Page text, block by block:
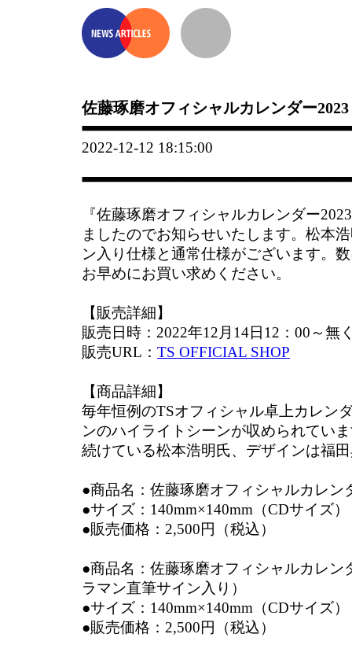
佐藤琢磨オフィシャルカレンダー
2022-12-12 18:15:00
『佐藤琢磨オフィシャルカレンダー
ましたのでお知らせいたします。松本
ン入り仕様と通常仕様がございます。
お早めにお買い求めください。
【販売詳細】
販売日時：2022年12月14日12：00～無
販売URL： TS OFFICIAL SHOP
【商品詳細】
毎年恒例のTSオフィシャル卓上カレン
ンのハイライトシーンが収められてい
続けている松本浩明氏、デザインは福
●商品名：佐藤琢磨オフィシャルカレン
●サイズ：140mm×140mm（CDサイズ）
●販売価格：2,500円（税込）
●商品名：佐藤琢磨オフィシャルカレン
ラマン直筆サイン入り）
●サイズ：140mm×140mm（CDサイズ）
●販売価格：2,500円（税込）